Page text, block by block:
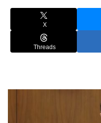
X
Threads